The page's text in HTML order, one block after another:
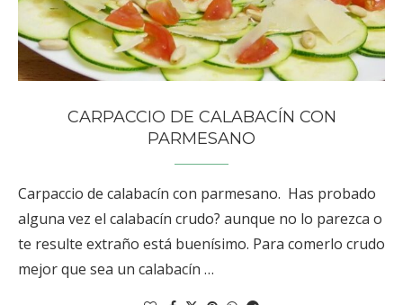
CARPACCIO DE CALABACÍN CON
PARMESANO
Carpaccio de calabacín con parmesano. Has probado
alguna vez el calabacín crudo? aunque no lo parezca o
te resulte extraño está buenísimo. Para comerlo crudo
mejor que sea un calabacín …